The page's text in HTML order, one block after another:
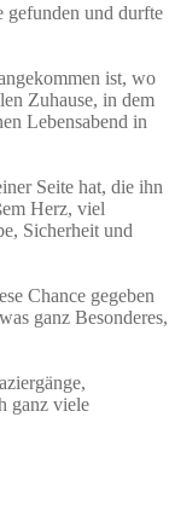
gefunden und durfte
ist, wo
Zuhause, in dem
Lebensabend in
Seite hat, die ihn
Herz, viel
Sicherheit und
Chance gegeben
ganz Besonderes,
ganz viele